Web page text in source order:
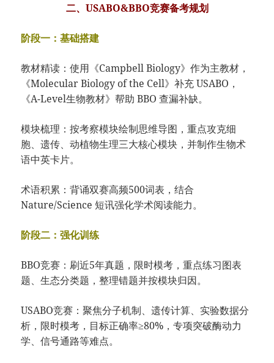
二、USABO&BBO竞赛备考规划
阶段一：基础搭建
教材精读：使用《Campbell Biology》作为主教材，
《Molecular Biology of the Cell》补充 USABO，
《A-Level生物教材》帮助 BBO 查漏补缺。
模块梳理：按考察模块绘制思维导图，重点攻克细
胞、遗传、动植物生理三大核心模块，并制作生物术
语中英卡片。
术语积累：背诵双赛高频500词表，结合
Nature/Science 短讯强化学术阅读能力。
阶段二：强化训练
BBO竞赛：刷近5年真题，限时模考，重点练习图表
题、生态分类题，整理错题并按模块归因。
USABO竞赛：聚焦分子机制、遗传计算、实验数据分
析，限时模考，目标正确率≥80%，专项突破酶动力
学、信号通路等难点。